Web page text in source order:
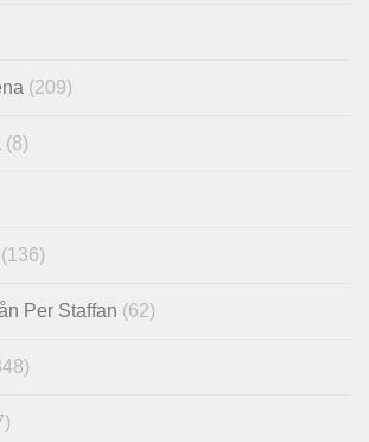
(209)
(8)
(136)
Per Staffan (62)